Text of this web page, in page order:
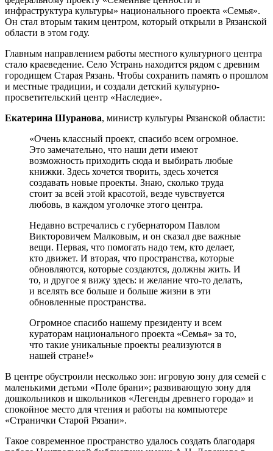
инфраструктура культуры» национального проекта «Семья».
Он стал вторым таким центром, который открыли в Рязанской
области в этом году.
Главным направлением работы местного культурного центра
стало краеведение. Село Устрань находится рядом с древним
городищем Старая Рязань. Чтобы сохранить память о прошлом
и местные традиции, и создали детский культурно-
просветительский центр «Наследие».
Екатерина Шуранова, министр культуры Рязанской области:
«Очень классный проект, спасибо всем огромное.
Это замечательно, что наши дети имеют
возможность приходить сюда и выбирать любые
книжки. Здесь хочется творить, здесь хочется
создавать новые проекты. Знаю, сколько труда
стоит за всей этой красотой, везде чувствуется
любовь, в каждом уголочке этого центра.
Недавно встречались с губернатором Павлом
Викторовичем Малковым, и он сказал две важные
вещи. Первая, что помогать надо тем, кто делает,
кто движет. И вторая, что пространства, которые
обновляются, которые создаются, должны жить. И
то, и другое я вижу здесь: и желание что-то делать,
и вселять все больше и больше жизни в эти
обновленные пространства.
Огромное спасибо нашему президенту и всем
кураторам национального проекта «Семья» за то,
что такие уникальные проекты реализуются в
нашей стране!»
В центре обустроили несколько зон: игровую зону для семей с
маленькими детьми «Поле брани»; развивающую зону для
дошкольников и школьников «Легенды древнего города» и
спокойное место для чтения и работы на компьютере
«Странички Старой Рязани».
Такое современное пространство удалось создать благодаря